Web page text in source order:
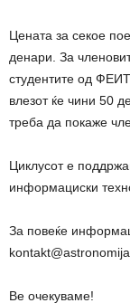
Цената за секое
денари. За
студентите од
влезот ќе чини 50
треба да покаже
Циклусот е
информациски
За повеќе
Ве очекуваме!